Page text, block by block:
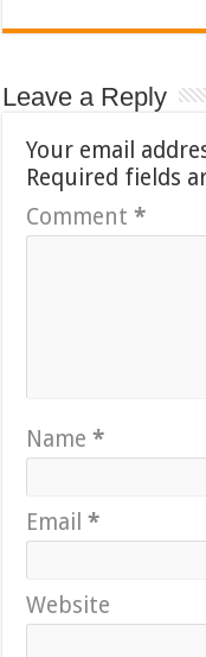
Leave a Reply
Your email
Required fields
Comment*
Name*
Email*
Website